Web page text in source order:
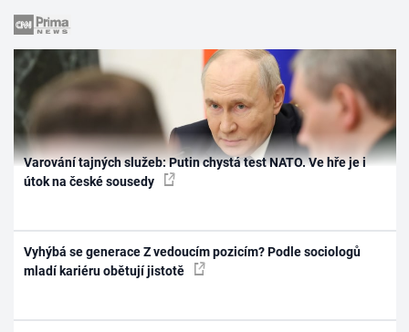
Varování tajných služeb: Putin chystá test NATO. Ve hře je i
útok na české sousedy
Vyhýbá se generace Z vedoucím pozicím? Podle sociologů
mladí kariéru obětují jistotě